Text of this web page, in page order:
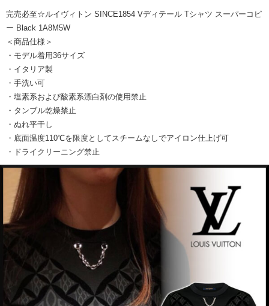
完売必至☆ルイヴィトン SINCE1854 Vディテール Tシャツ スーパーコピ
ー Black 1A8M5W
＜商品仕様＞
・モデル着用36サイズ
・イタリア製
・手洗い可
・塩素系および酸素系漂白剤の使用禁止
・タンブル乾燥禁止
・ぬれ平干し
・底面温度110℃を限度としてスチームなしでアイロン仕上げ可
・ドライクリーニング禁止